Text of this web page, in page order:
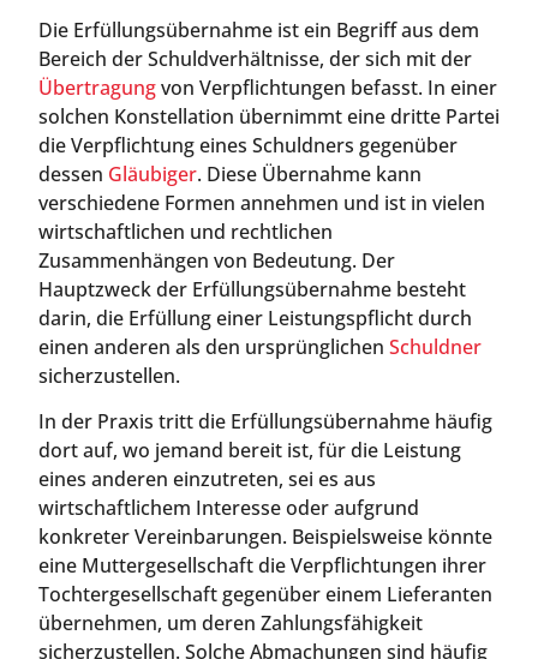
Die Erfüllungsübernahme ist ein Begriff aus dem
Bereich der Schuldverhältnisse, der sich mit der
Übertragungvon Verpflichtungen befasst. In einer
solchen Konstellation übernimmt eine dritte Partei
die Verpflichtung eines Schuldners gegenüber
dessen Gläubiger. Diese Übernahme kann
verschiedene Formen annehmen und ist in vielen
wirtschaftlichen und rechtlichen
Zusammenhängen von Bedeutung. Der
Hauptzweck der Erfüllungsübernahme besteht
darin, die Erfüllung einer Leistungspflicht durch
einen anderen als den ursprünglichen Schuldner
sicherzustellen.
In der Praxis tritt die Erfüllungsübernahme häufig
dort auf, wo jemand bereit ist, für die Leistung
eines anderen einzutreten, sei es aus
wirtschaftlichem Interesse oder aufgrund
konkreter Vereinbarungen. Beispielsweise könnte
eine Muttergesellschaft die Verpflichtungen ihrer
Tochtergesellschaft gegenüber einem Lieferanten
übernehmen, um deren Zahlungsfähigkeit
sicherzustellen. Solche Abmachungen sind häufig